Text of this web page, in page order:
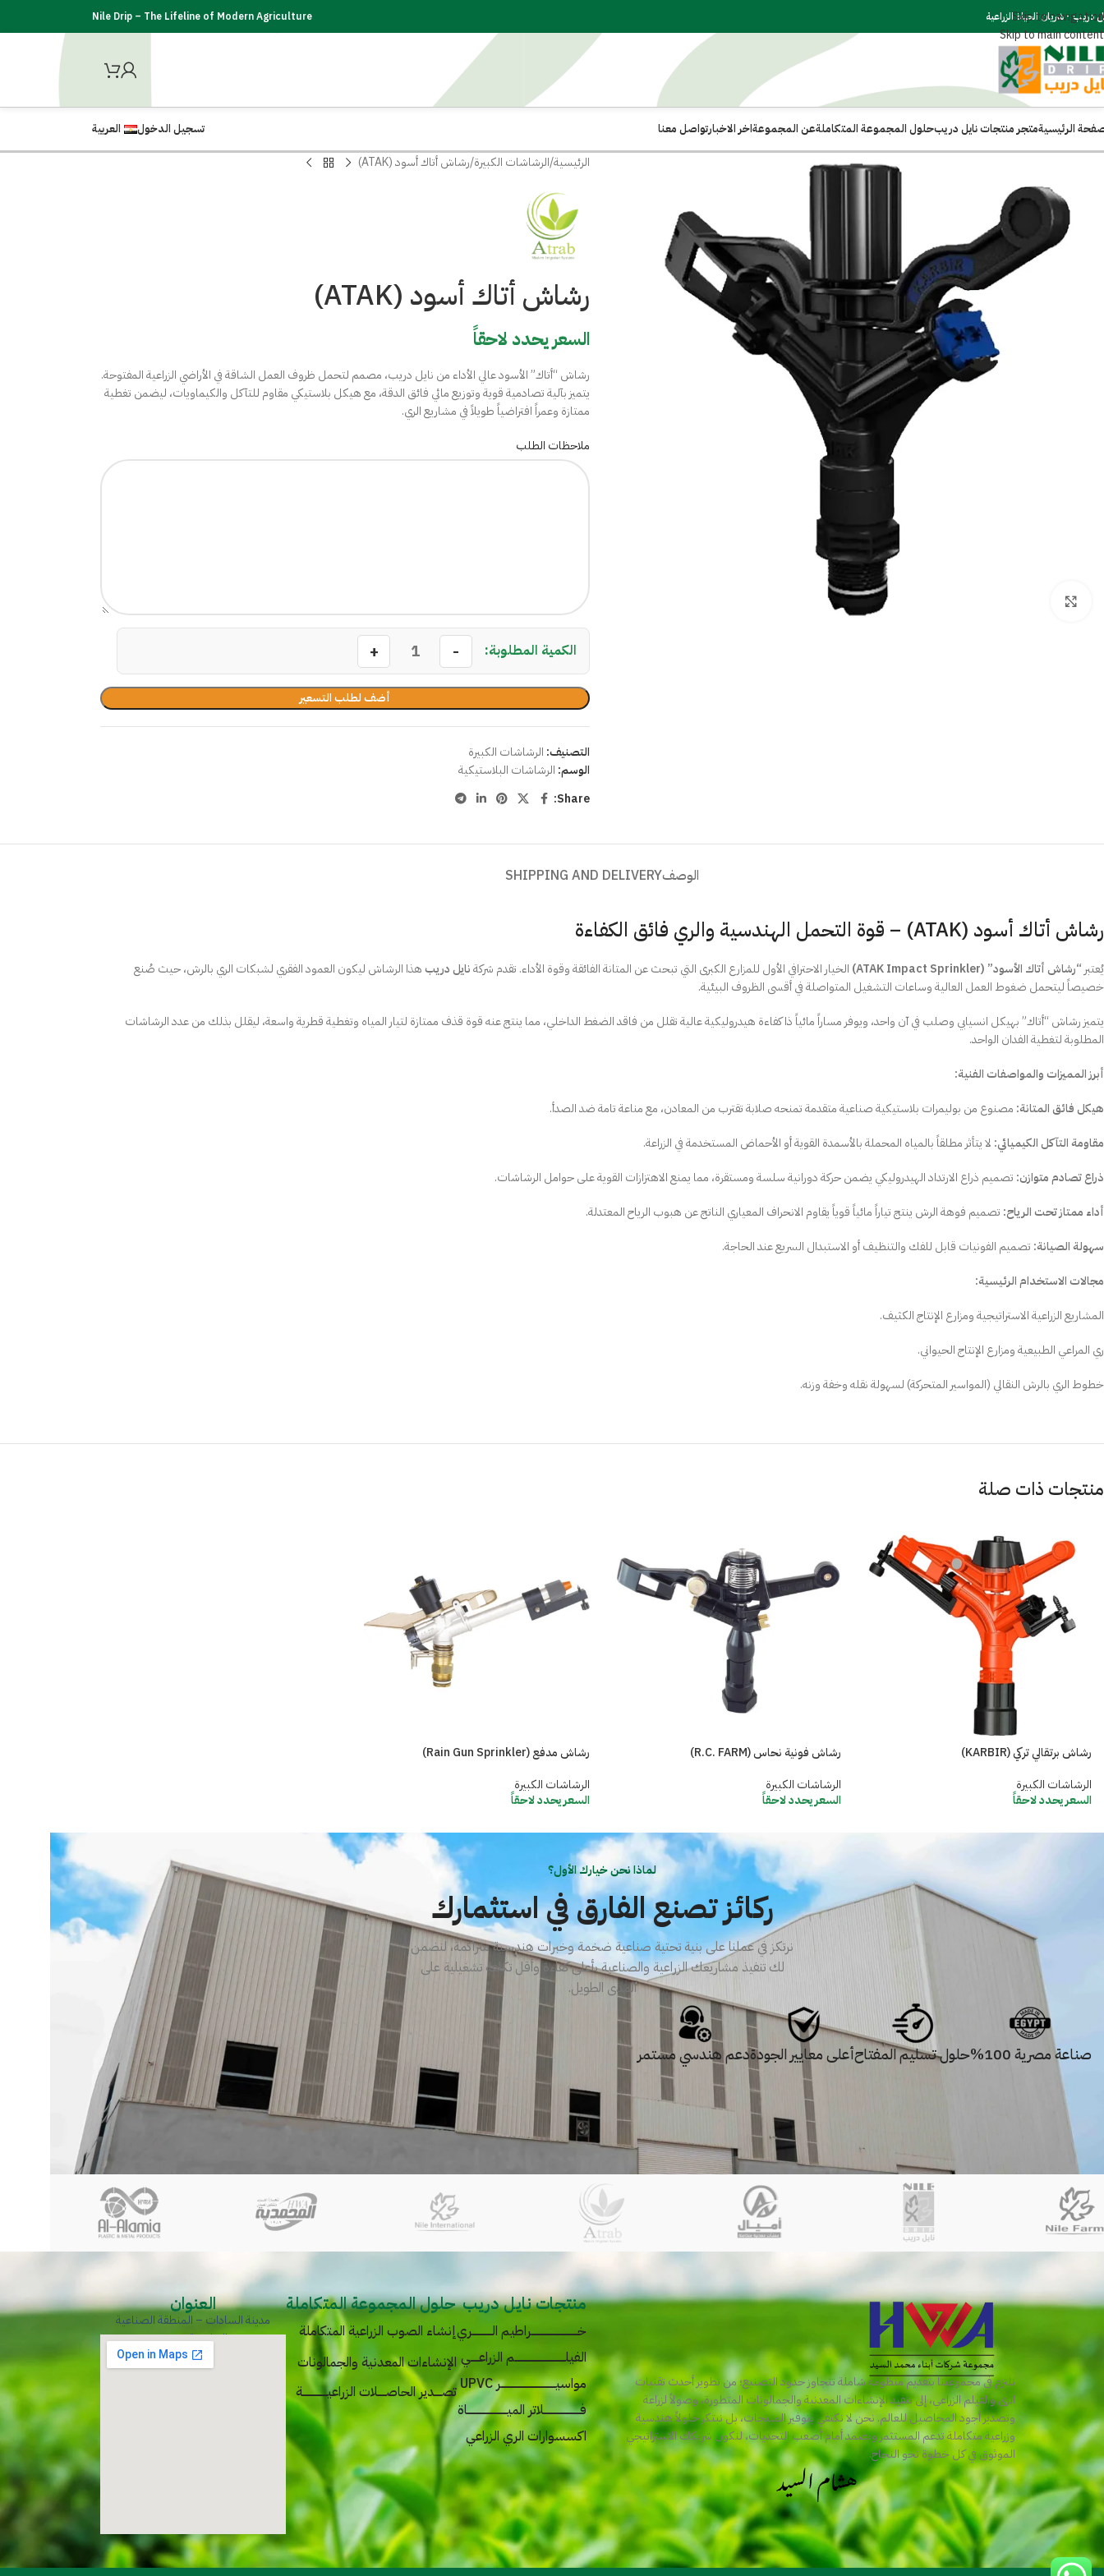
Skip to navigation
Skip to main content
دريب - شريان الحياة الزراعية Nile Drip – The Lifeline of Modern Agriculture
الرئيسيةمتجر منتجات نايل دريبحلول المجموعة المتكاملةعن المجموعةاخر الاخبارتواصل معنا تسجيل الدخول العربية
الرئيسية الرشاشات الكبيرة رشاش أتاك أسود (ATAK)
رشاش أتاك أسود (ATAK)
السعر يحدد لاحقاً
رشاش “أتاك” الأسود عالي الأداء من نايل دريب، مصمم لتحمل ظروف العمل الشاقة في الأراضي الزراعية المفتوحة.
يتميز بآلية تصادمية قوية وتوزيع مائي فائق الدقة، مع هيكل بلاستيكي مقاوم للتآكل والكيماويات، ليضمن تغطية
ممتازة وعمراً افتراضياً طويلاً في مشاريع الري.
ملاحظات الطلب
أضف لطلب التسعير
التصنيف: الرشاشات الكبيرة
الوسم: الرشاشات البلاستيكية
Share:
الوصفSHIPPING AND DELIVERY
رشاش أتاك أسود (ATAK) – قوة التحمل الهندسية والري فائق الكفاءة
يُعتبر “رشاش أتاك الأسود” (ATAK Impact Sprinkler) الخيار الاحترافي الأول للمزارع الكبرى التي تبحث عن المتانة الفائقة وقوة الأداء. تقدم شركةنايل دريب هذا الرشاش ليكون العمود الفقري لشبكات الري بالرش، حيث صُنع
خصيصاً ليتحمل ضغوط العمل العالية وساعات التشغيل المتواصلة في أقسى الظروف البيئية.
يتميز رشاش “أتاك” بهيكل انسيابي وصلب في آن واحد، ويوفر مساراً مائياً ذا كفاءة هيدروليكية عالية تقلل من فاقد الضغط الداخلي، مما ينتج عنه قوة قذف ممتازة لتيار المياه وتغطية قطرية واسعة، ليقلل بذلك من عدد الرشاشات
المطلوبة لتغطية الفدان الواحد.
أبرز المميزات والمواصفات الفنية:
هيكل فائق المتانة: مصنوع من بوليمرات بلاستيكية صناعية متقدمة تمنحه صلابة تقترب من المعادن، مع مناعة تامة ضد الصدأ.
مقاومة التآكل الكيميائي: لا يتأثر مطلقاً بالمياه المحملة بالأسمدة القوية أو الأحماض المستخدمة في الزراعة.
ذراع تصادم متوازن: تصميم ذراع الارتداد الهيدروليكي يضمن حركة دورانية سلسة ومستقرة، مما يمنع الاهتزازات القوية على حوامل الرشاشات.
أداء ممتاز تحت الرياح: تصميم فوهة الرش ينتج تياراً مائياً قوياً يقاوم الانحراف المعياري الناتج عن هبوب الرياح المعتدلة.
سهولة الصيانة: تصميم الفونيات قابل للفك والتنظيف أو الاستبدال السريع عند الحاجة.
مجالات الاستخدام الرئيسية:
المشاريع الزراعية الاستراتيجية ومزارع الإنتاج الكثيف.
ري المراعي الطبيعية ومزارع الإنتاج الحيواني.
خطوط الري بالرش النقالي (المواسير المتحركة) لسهولة نقله وخفة وزنه.
منتجات ذات صلة
رشاش برتقالي تركي (KARBIR)
الرشاشات الكبيرة
السعر يحدد لاحقاً
رشاش فونية نحاس (R.C. FARM)
الرشاشات الكبيرة
السعر يحدد لاحقاً
رشاش مدفع (Rain Gun Sprinkler)
الرشاشات الكبيرة
السعر يحدد لاحقاً
لماذا نحن خيارك الأول؟
ركائز تصنع الفارق في استثمارك
نرتكز في عملنا على بنية تحتية صناعية ضخمة وخبرات هندسية متراكمة، لنضمن
لك تنفيذ مشاريعك الزراعية والصناعية بأعلى كفاءة وأقل تكلفة تشغيلية على
المدى الطويل.
صناعة مصرية 100% حلول تسليم المفتاحأعلى معايير الجودةدعم هندسي مستمر
نلتزم في مجموعتنا بتقديم منظومة شاملة تتجاوز حدود التصنيع؛ من تطوير أحدث تقنيات
الري والفيلم الزراعي، إلى تنفيذ الإنشاءات المعدنية والجمالونات المتطورة، وصولاً لزراعة
وتصدير أجود المحاصيل للعالم. نحن لا نكتفي بتوفير المنتجات، بل نبتكر حلولاً هندسية
وزراعية متكاملة تدعم المستثمر وتصمد أمام أصعب التحديات، لنكون شريكك الاستراتيجي
الموثوق في كل خطوة نحو النجاح.
منتجات نايل دريب
خــــــــــــــــــــــــــــراطيم الــــــــــــري
الفيلــــــــــــــــــــــــــــــم الزراعـــــي
مواسيـــــــــــــــــــــــــــــــــر UPVC
فــــــــــــــــــــــلاتر الميــــــــــــــــــــــــاة
اكسسوارات الري الزراعي
حلول المجموعة المتكاملة
إنشاء الصوب الزراعية المتكاملة
الإنشاءات المعدنية والجمالونات
تصــــدير الحاصـــــلات الزراعيـــــــــــــــة
العنوان
مدينة السادات – المنطقة الصناعية
الخامسة – مصر